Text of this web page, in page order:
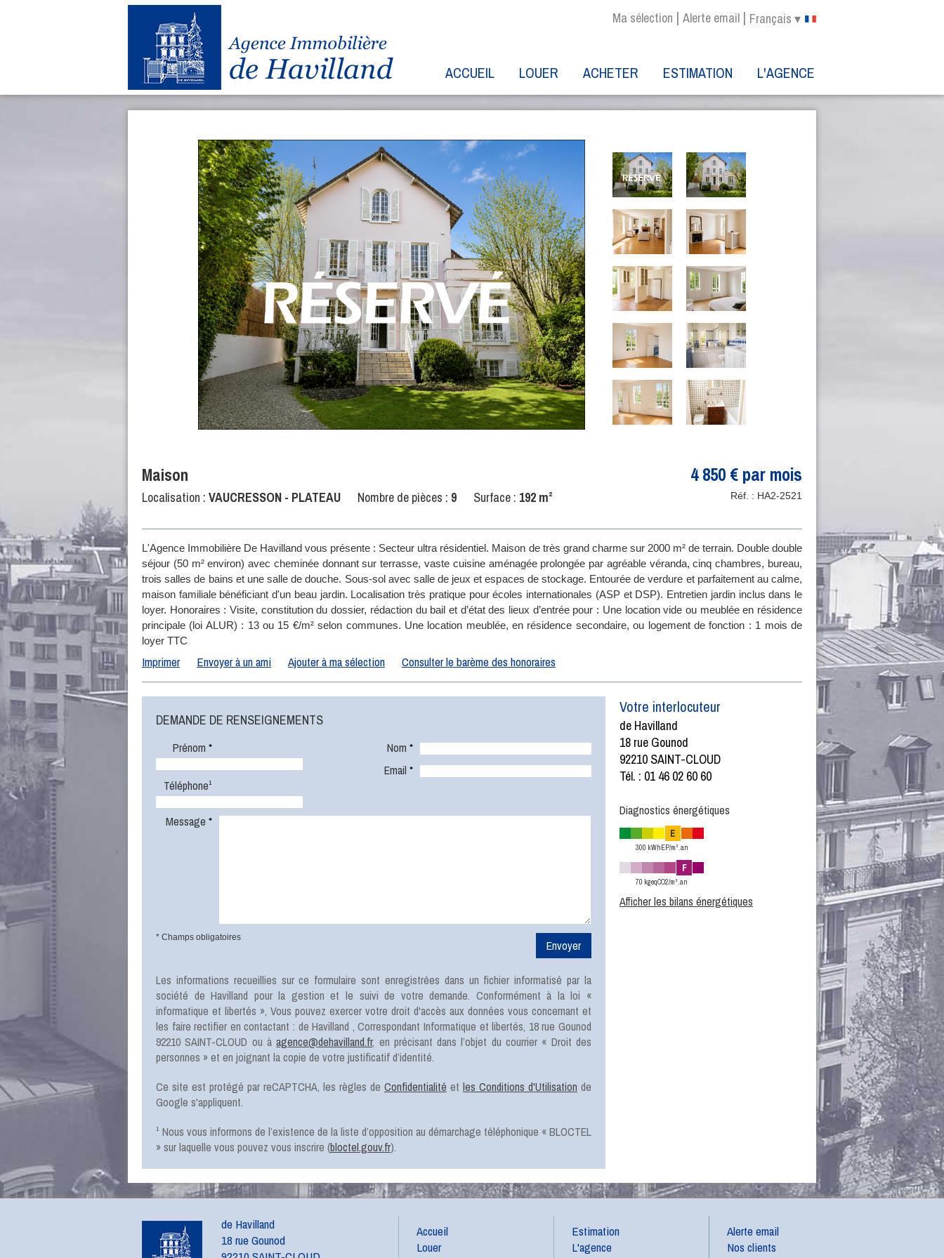
Ma sélection | Alerte email | Français ▾
ACCUEIL LOUER ACHETER ESTIMATION L'AGENCE
4 850 € par mois
Réf. : HA2-2521
Maison
Localisation : VAUCRESSON - PLATEAU Nombre de pièces : 9 Surface : 192 m²
L'Agence Immobilière De Havilland vous présente : Secteur ultra résidentiel. Maison de très grand charme sur 2000 m² de terrain. Double double
séjour (50 m² environ) avec cheminée donnant sur terrasse, vaste cuisine aménagée prolongée par agréable véranda, cinq chambres, bureau,
trois salles de bains et une salle de douche. Sous-sol avec salle de jeux et espaces de stockage. Entourée de verdure et parfaitement au calme,
maison familiale bénéficiant d'un beau jardin. Localisation très pratique pour écoles internationales (ASP et DSP). Entretien jardin inclus dans le
loyer. Honoraires : Visite, constitution du dossier, rédaction du bail et d’état des lieux d’entrée pour : Une location vide ou meublée en résidence
principale (loi ALUR) : 13 ou 15 €/m² selon communes. Une location meublée, en résidence secondaire, ou logement de fonction : 1 mois de
loyer TTC
Imprimer Envoyer à un ami Ajouter à ma sélection Consulter le barème des honoraires
Votre interlocuteur
de Havilland
18 rue Gounod
92210 SAINT-CLOUD
Tél. : 01 46 02 60 60
Diagnostics énergétiques
E
300 kWhEP/m².an
F
70 kgeqCO2/m².an
Afficher les bilans énergétiques
DEMANDE DE RENSEIGNEMENTS
Nom *
Email *
Prénom *
Téléphone¹
Message *
* Champs obligatoires
Les informations recueillies sur ce formulaire sont enregistrées dans un fichier informatisé par la
société de Havilland pour la gestion et le suivi de votre demande. Conformément à la loi «
informatique et libertés », Vous pouvez exercer votre droit d'accès aux données vous concernant et
les faire rectifier en contactant : de Havilland , Correspondant Informatique et libertés, 18 rue Gounod
92210 SAINT-CLOUD ou àagence@dehavilland.fr, en précisant dans l’objet du courrier « Droit des
personnes » et en joignant la copie de votre justificatif d’identité.
Ce site est protégé par reCAPTCHA, les règles de Confidentialité et les Conditions d'Utilisation de
Google s'appliquent.
¹ Nous vous informons de l’existence de la liste d’opposition au démarchage téléphonique « BLOCTEL
» sur laquelle vous pouvez vous inscrire (bloctel.gouv.fr).
de Havilland
18 rue Gounod
Accueil
Louer
Estimation
L'agence
Alerte email
Nos clients